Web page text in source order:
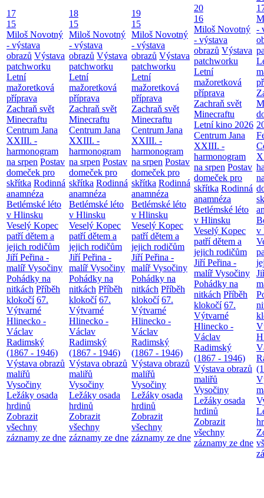
17
15
Miloš Novotný
- výstava
obrazů Výstava
patchworku
Letní
mažoretková
příprava
Zachraň svět
Minecraftu
Centrum Jana
XXIII. -
harmonogram
na srpen Postav
domeček pro
skřítka Rodinná
anamnéza
Betlémské léto
v Hlinsku
Veselý Kopec
patří dětem a
jejich rodičům
Jiří Peřina -
malíř Vysočiny
Pohádky na
nitkách Příběh
klokočí 67.
Výtvarné
Hlinecko -
Václav
Radimský
(1867 - 1946)
Výstava obrazů
maliřů
Vysočiny
Ležáky osada
hrdinů
Zobrazit
všechny
záznamy ze dne
18
15
Miloš Novotný
- výstava
obrazů Výstava
patchworku
Letní
mažoretková
příprava
Zachraň svět
Minecraftu
Centrum Jana
XXIII. -
harmonogram
na srpen Postav
domeček pro
skřítka Rodinná
anamnéza
Betlémské léto
v Hlinsku
Veselý Kopec
patří dětem a
jejich rodičům
Jiří Peřina -
malíř Vysočiny
Pohádky na
nitkách Příběh
klokočí 67.
Výtvarné
Hlinecko -
Václav
Radimský
(1867 - 1946)
Výstava obrazů
maliřů
Vysočiny
Ležáky osada
hrdinů
Zobrazit
všechny
záznamy ze dne
19
15
Miloš Novotný
- výstava
obrazů Výstava
patchworku
Letní
mažoretková
příprava
Zachraň svět
Minecraftu
Centrum Jana
XXIII. -
harmonogram
na srpen Postav
domeček pro
skřítka Rodinná
anamnéza
Betlémské léto
v Hlinsku
Veselý Kopec
patří dětem a
jejich rodičům
Jiří Peřina -
malíř Vysočiny
Pohádky na
nitkách Příběh
klokočí 67.
Výtvarné
Hlinecko -
Václav
Radimský
(1867 - 1946)
Výstava obrazů
maliřů
Vysočiny
Ležáky osada
hrdinů
Zobrazit
všechny
záznamy ze dne
20
16
Miloš Novotný
- výstava
obrazů Výstava
patchworku
Letní
mažoretková
příprava
Zachraň svět
Minecraftu
Letní kino 2026
Centrum Jana
XXIII. -
harmonogram
na srpen Postav
domeček pro
skřítka Rodinná
anamnéza
Betlémské léto
v Hlinsku
Veselý Kopec
patří dětem a
jejich rodičům
Jiří Peřina -
malíř Vysočiny
Pohádky na
nitkách Příběh
klokočí 67.
Výtvarné
Hlinecko -
Václav
Radimský
(1867 - 1946)
Výstava obrazů
maliřů
Vysočiny
Ležáky osada
hrdinů
Zobrazit
všechny
záznamy ze dne
-
v